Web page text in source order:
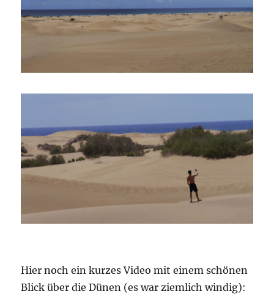
Hier noch ein kurzes Video mit einem schönen
Blick über die Dünen (es war ziemlich windig):